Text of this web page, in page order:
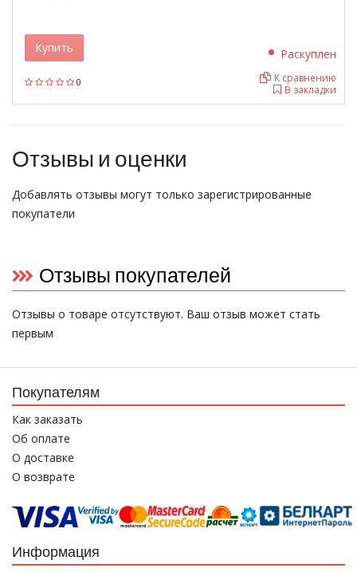
0
Раскуплен
В закладки
К сравнению
Купить
Отзывы и оценки
Добавлять отзывы могут только зарегистрированные
покупатели
Отзывы покупателей
Отзывы о товаре отсутствуют. Ваш отзыв может стать
первым
Покупателям
Как заказать
Об оплате
О доставке
О возврате
Информация